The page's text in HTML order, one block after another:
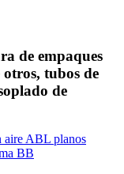
de empaques
tubos de
de